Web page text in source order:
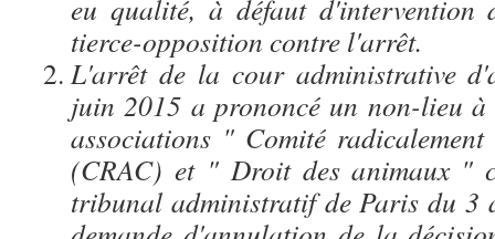
eu qualité, à défaut
tierce-opposition contre l'arrêt.
L'arrêt de la cour administrative
juin 2015 a prononcé un non-lieu
associations " Comité
(CRAC) et " Droit des animaux "
tribunal administratif de Paris du 3